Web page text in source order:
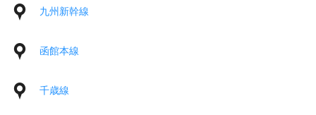
九州新幹線
函館本線
千歳線